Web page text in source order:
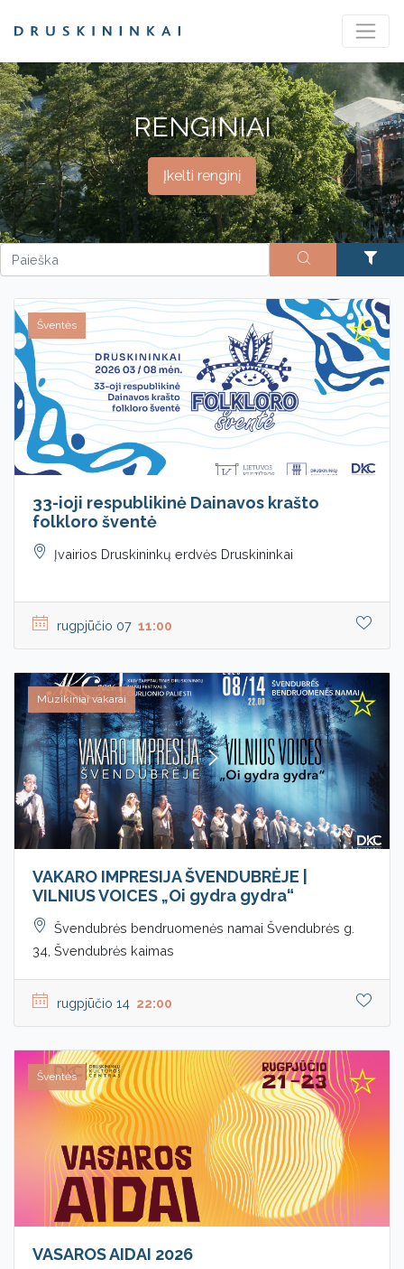
RENGINIAI
Įkelti renginį
Šventės
33-ioji respublikinė Dainavos krašto
folkloro šventė
Įvairios Druskininkų erdvės Druskininkai
rugpjūčio 07 11:00
Muzikiniai vakarai
VAKARO IMPRESIJA ŠVENDUBRĖJE |
VILNIUS VOICES „Oi gydra gydra“
Švendubrės bendruomenės namai Švendubrės g.
34, Švendubrės kaimas
rugpjūčio 14 22:00
Šventės
VASAROS AIDAI 2026